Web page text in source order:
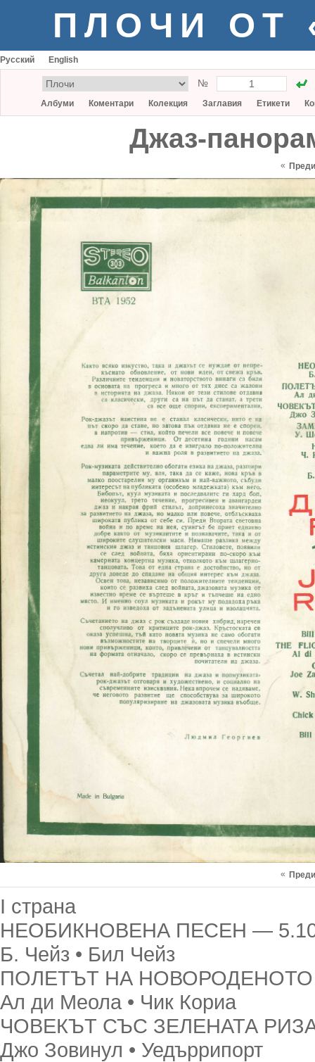
ПЛОЧИ ОТ
Русский English
№
Албуми Коментари Колекция Заглавия Етикети
Джаз-
«
«
I страна
НЕОБИКНОВЕНА ПЕСЕН —
Б. Чейз • Бил Чейз
ПОЛЕТЪТ НА НОВОРОДЕНОТО
Ал ди Меола • Чик Кориа
ЧОВЕКЪТ СЪС ЗЕЛЕНАТА
Джо Зовинул • Уедъррипорт